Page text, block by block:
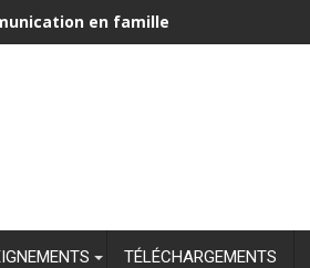
en famille
TÉLÉCHARGEMENTS